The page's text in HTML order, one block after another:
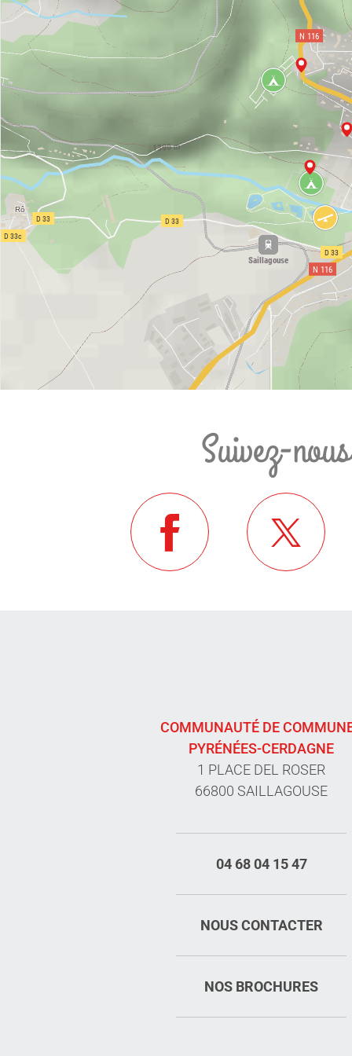
Suivez-
COMMUNAUTÉ DE
PYRÉNÉES-CERDAGNE
1 PLACE DEL ROSER
66800 SAILLAGOUSE
04 68 04 15 47
NOUS CONTACTER
NOS BROCHURES